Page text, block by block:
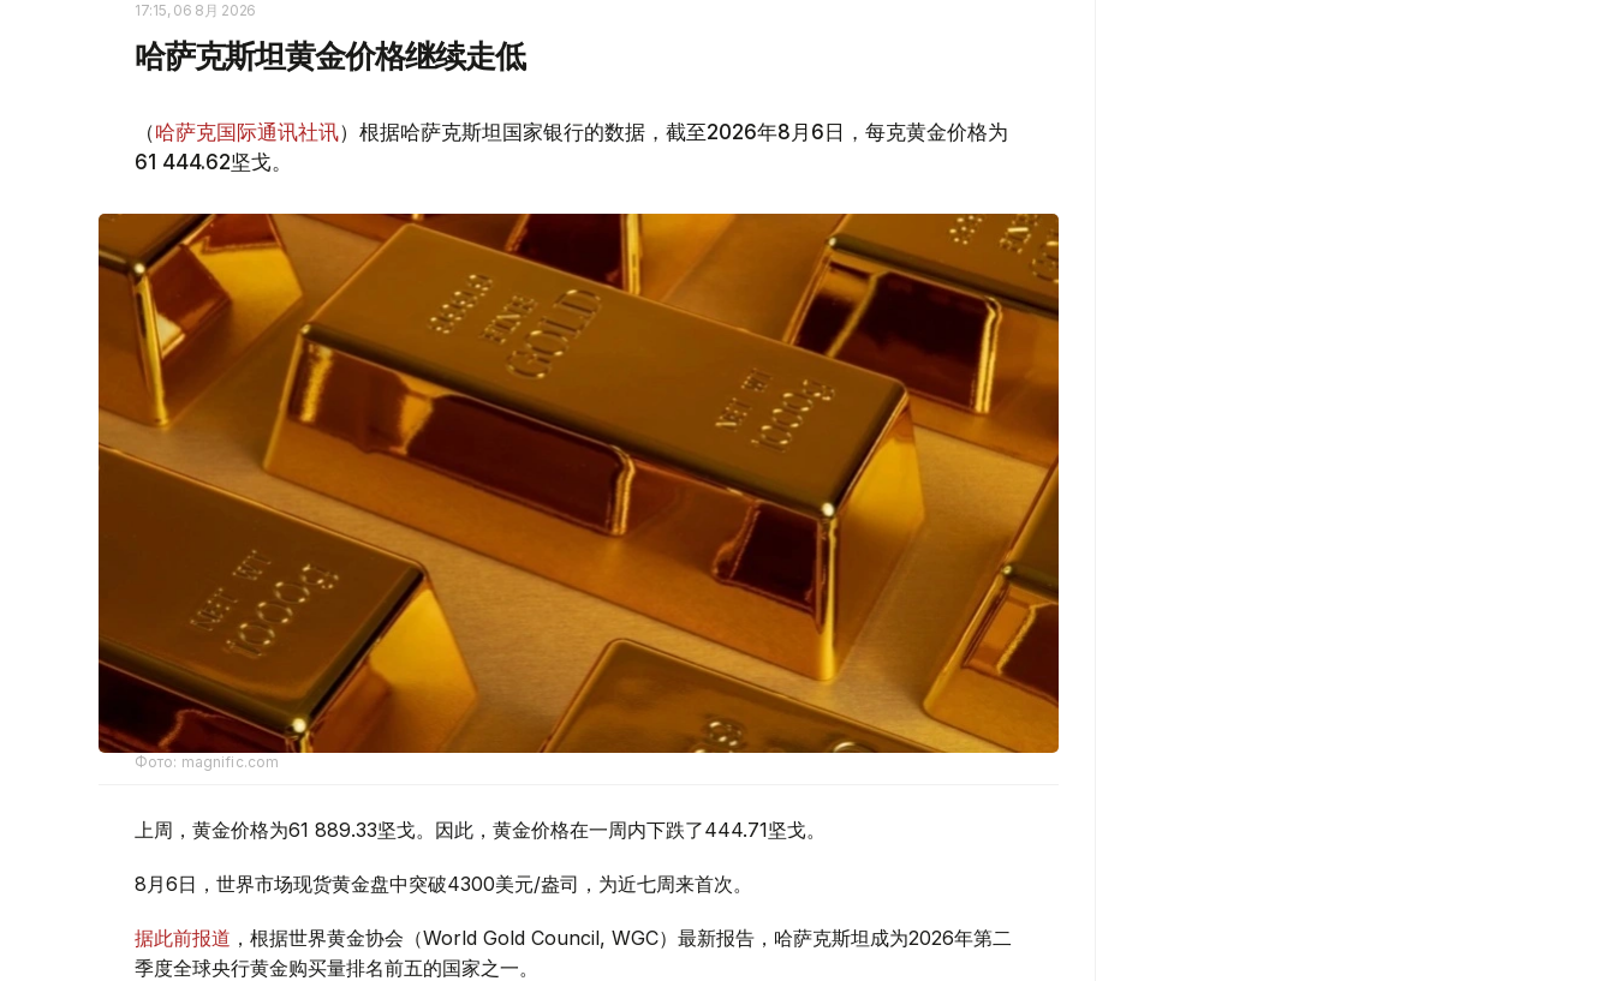
17:15, 06 8月 2026
哈萨克斯坦黄金价格继续走低
（哈萨克国际通讯社讯）根据哈萨克斯坦国家银行的数据，截至2026年8月6日，每克黄金价格为
61 444.62坚戈。
Фото: magnific.com
上周，黄金价格为61 889.33坚戈。因此，黄金价格在一周内下跌了444.71坚戈。
8月6日，世界市场现货黄金盘中突破4300美元/盎司，为近七周来首次。
据此前报道 ，根据世界黄金协会（World Gold Council, WGC）最新报告，哈萨克斯坦成为2026年第二
季度全球央行黄金购买量排名前五的国家之一。